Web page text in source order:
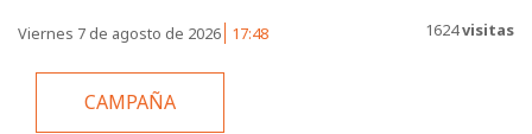
Viernes 7 de agosto de 2026 17:48 1624visitas
CAMPAÑA